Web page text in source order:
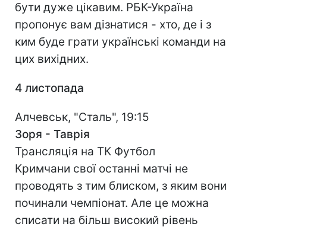
бути дуже цікавим. РБК-Україна
пропонує вам дізнатися - хто, де і з
ким буде грати українські команди на
цих вихідних.
4 листопада
Алчевськ, "Сталь", 19:15
Зоря - Таврія
Трансляція на ТК Футбол
Кримчани свої останні матчі не
проводять з тим блиском, з яким вони
починали чемпіонат. Але це можна
списати на більш високий рівень